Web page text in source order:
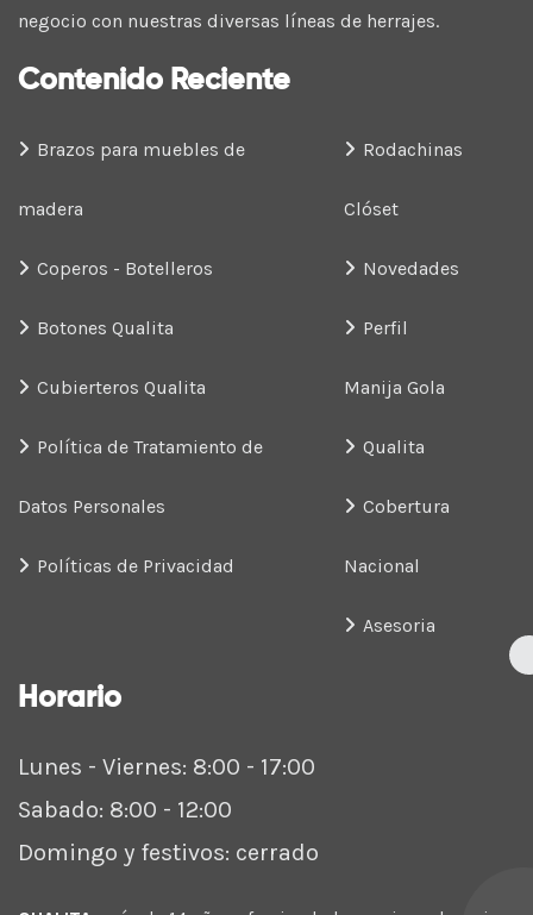
negocio con nuestras diversas líneas de herrajes.
Contenido Reciente
Brazos para muebles de
madera
Coperos - Botelleros
Botones Qualita
Cubierteros Qualita
Política de Tratamiento de
Datos Personales
Políticas de Privacidad
Rodachinas
Clóset
Novedades
Perfil
Manija Gola
Qualita
Cobertura
Nacional
Asesoria
Horario
Lunes - Viernes: 8:00 - 17:00
Sabado: 8:00 - 12:00
Domingo y festivos: cerrado